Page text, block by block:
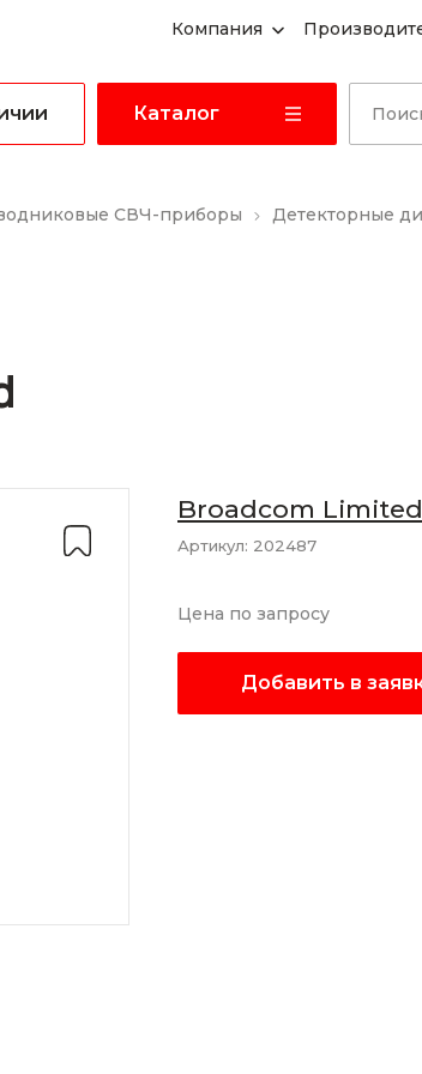
Компания
Каталог
СВЧ-приборы
Детекторные
Broadcom Limited
Артикул: 202487
Цена по запросу
Добавить в